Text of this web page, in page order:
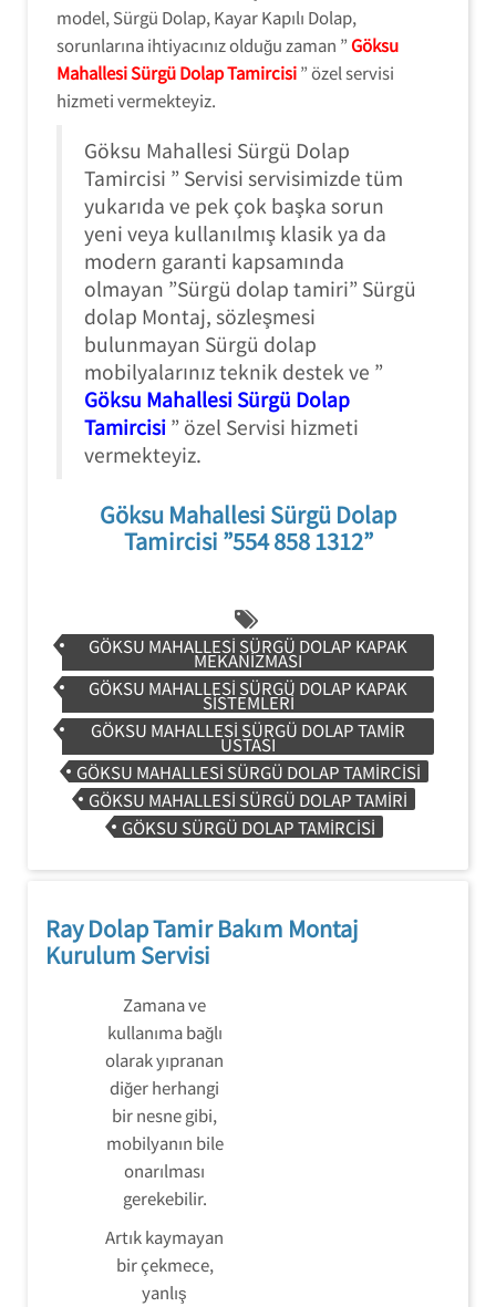
model, Sürgü Dolap, Kayar Kapılı Dolap,
sorunlarına ihtiyacınız olduğu zaman ”Göksu
Mahallesi Sürgü Dolap Tamircisi” özel servisi
hizmeti vermekteyiz.
Göksu Mahallesi Sürgü Dolap
Tamircisi ” Servisi servisimizde tüm
yukarıda ve pek çok başka sorun
yeni veya kullanılmış klasik ya da
modern garanti kapsamında
olmayan ”Sürgü dolap tamiri” Sürgü
dolap Montaj, sözleşmesi
bulunmayan Sürgü dolap
mobilyalarınız teknik destek ve ”
Göksu Mahallesi Sürgü Dolap
Tamircisi ” özel Servisi hizmeti
vermekteyiz.
Göksu Mahallesi Sürgü Dolap
Tamircisi ”554 858 1312”
GÖKSU MAHALLESI SÜRGÜ DOLAP KAPAK
MEKANIZMASI
GÖKSU MAHALLESI SÜRGÜ DOLAP KAPAK
SISTEMLERI
GÖKSU MAHALLESI SÜRGÜ DOLAP TAMIR
USTASI
GÖKSU MAHALLESI SÜRGÜ DOLAP TAMIRCISI
GÖKSU MAHALLESI SÜRGÜ DOLAP TAMIRI
GÖKSU SÜRGÜ DOLAP TAMIRCISI
Ray Dolap Tamir Bakım Montaj
Kurulum Servisi
Zamana ve
kullanıma bağlı
olarak yıpranan
diğer herhangi
bir nesne gibi,
mobilyanın bile
onarılması
gerekebilir.
Artık kaymayan
bir çekmece,
yanlış